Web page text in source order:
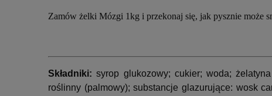
Zamów żelki Mózgi 1kg i przekonaj się, jak pysznie może
Składniki:syrop glukozowy; cukier; woda;
roślinny (palmowy); substancje glazurujące: wosk